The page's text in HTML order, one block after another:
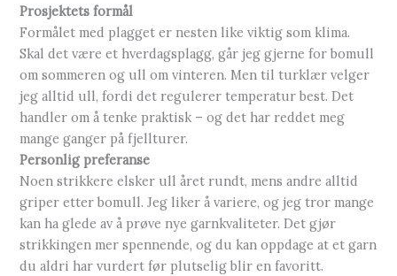
Prosjektets formål
Formålet med plagget er nesten like viktig som klima.
Skal det være et hverdagsplagg, går jeg gjerne for bomull
om sommeren og ull om vinteren. Men til turklær velger
jeg alltid ull, fordi det regulerer temperatur best. Det
handler om å tenke praktisk – og det har reddet meg
mange ganger på fjellturer.
Personlig preferanse
Noen strikkere elsker ull året rundt, mens andre alltid
griper etter bomull. Jeg liker å variere, og jeg tror mange
kan ha glede av å prøve nye garnkvaliteter. Det gjør
strikkingen mer spennende, og du kan oppdage at et garn
du aldri har vurdert før plutselig blir en favoritt.